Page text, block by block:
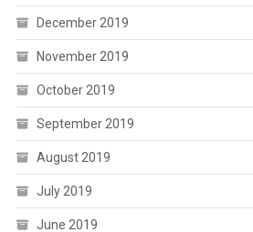
December 2019
November 2019
October 2019
September 2019
August 2019
July 2019
June 2019